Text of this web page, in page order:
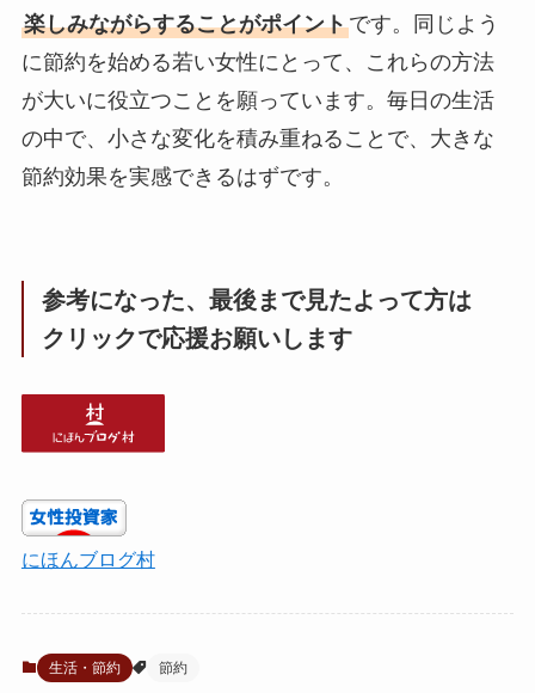
楽しみながらすることがポイントです。同じよう
に節約を始める若い女性にとって、これらの方法
が大いに役立つことを願っています。毎日の生活
の中で、小さな変化を積み重ねることで、大きな
節約効果を実感できるはずです。
参考になった、最後まで見たよって方は
クリックで応援お願いします
にほんブログ村
生活・節約 節約